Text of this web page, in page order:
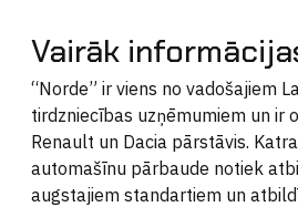
Vairāk
“Norde” ir viens no vadošajiem
tirdzniecības uzņēmumiem un ir
Renault un Dacia pārstāvis.
automašīnu pārbaude notiek
augstajiem standartiem un